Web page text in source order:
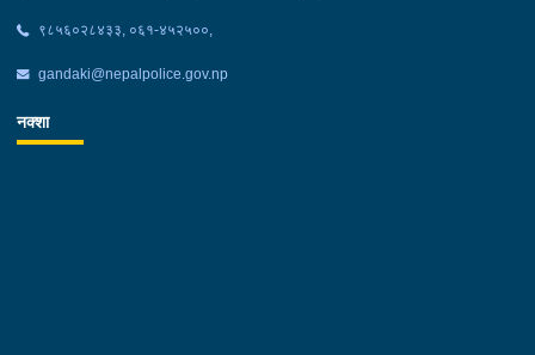
९८५६०२८४३३, ०६१-४५२५००,
gandaki@nepalpolice.gov.np
नक्शा